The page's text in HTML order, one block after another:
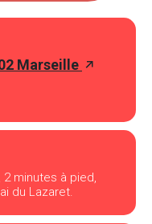
Marseille
2 minutes à pied,
du Lazaret.